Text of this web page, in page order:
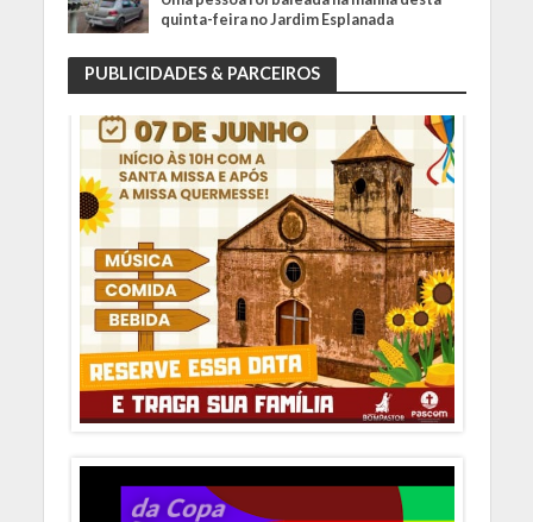
quinta-feira no Jardim Esplanada
PUBLICIDADES & PARCEIROS